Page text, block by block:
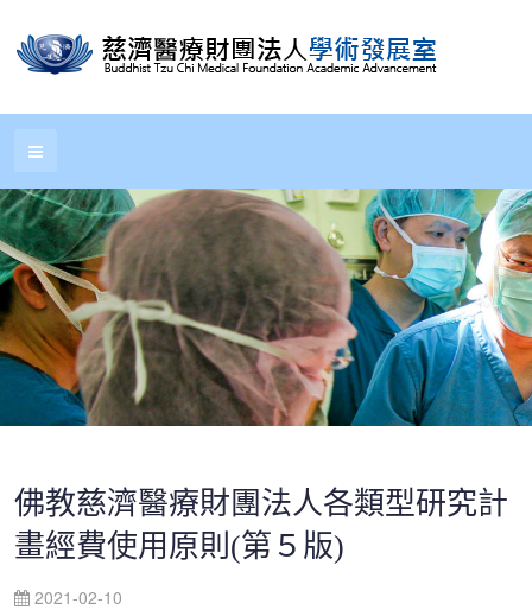
佛教慈濟醫療財團法人各類型研究計
畫經費使用原則(第５版)
2021-02-10